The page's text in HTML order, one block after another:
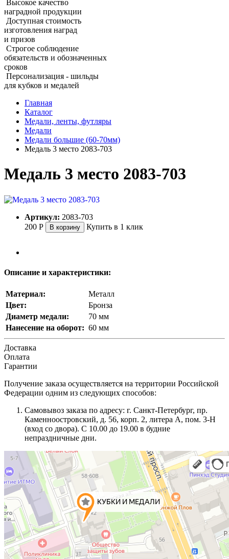
Высокое качество
наградной продукции
Доступная стоимость
изготовления наград
и призов
Строгое соблюдение
обязательств и обозначенных
сроков
Персонализация - шильды
для кубков и медалей
Главная
Каталог
Медали, ленты, футляры
Медали
Медали большие (60‑70мм)
Медаль 3 место 2083‑703
Медаль 3 место 2083‑703
Артикул: 2083-703
200 Р В корзину Купить в 1 клик
Описание и характеристики:
Материал:
Металл
Цвет:
Бронза
Диаметр медали:
70 мм
Нанесение на оборот: 60 мм
Доставка
Оплата
Гарантии
Получение заказа осуществляется на территории Российской
Федерации одним из следующих способов:
Самовывоз заказа по адресу: г. Санкт-Петербург, пр.
Каменноостровский, д. 56, корп. 2, литера А, пом. 3-Н
(вход со двора). С 10.00 до 19.00 в будние
непраздничные дни.